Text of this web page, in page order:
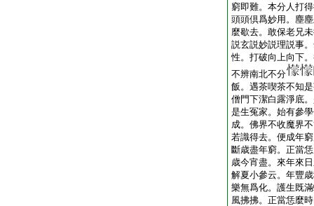
窮即難。本分人打
頭頭倶爲妙用。塵
麼歇去。敢保老兄
説玄説妙説理説事
性。打破向上向下
不辨南北不分
飯。遇茶喫茶不知
僧門下潔白露淨底
是生冤家。始有參
成。佛界不收魔界
若識得去。便成年
斷歳盡年窮。正當
歳今宵盡。來年來
解夏小參云。年豐
樂無爲化。護生既
風拂拂。正當恁麼